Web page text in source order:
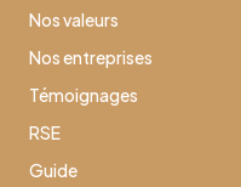
Nos valeurs
Nos entreprises
Témoignages
RSE
Guide